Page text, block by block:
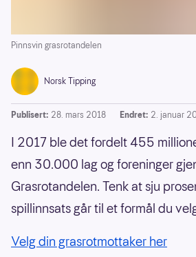
Pinnsvin grasrotandelen
Norsk Tipping
Publisert: 28. mars 2018 Endret: 2. januar
I 2017 ble det fordelt 455
enn 30.000 lag og foreninger
Grasrotandelen. Tenk at sju
spillinnsats går til et formål du
Velg din grasrotmottaker her